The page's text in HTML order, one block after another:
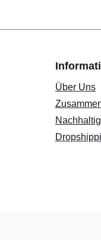
Über Uns